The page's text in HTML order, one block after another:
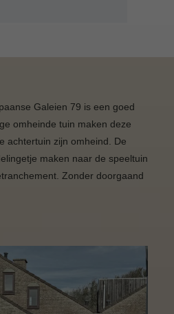
Galeien 79 is een goed
omheinde tuin maken deze
achtertuin zijn omheind. De
maken naar de speeltuin
Zonder doorgaand